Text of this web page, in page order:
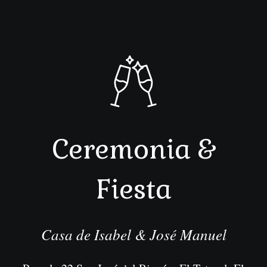
Ceremonia &
Fiesta
Casa de Isabel & José Manuel